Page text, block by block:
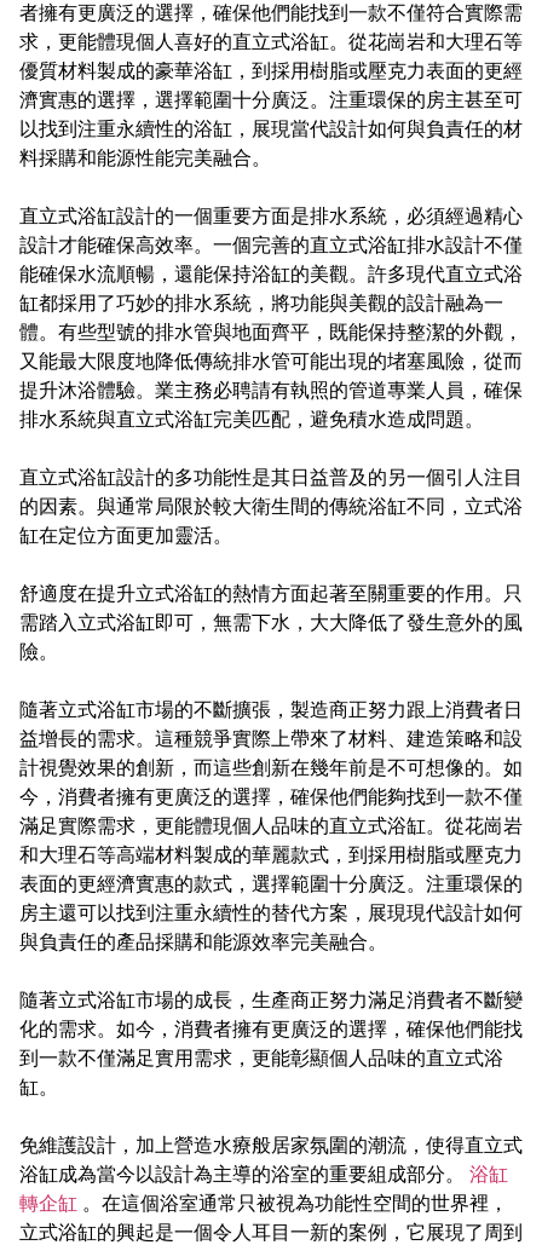
者擁有更廣泛的選擇，確保他們能找到一款不僅符合實際需
求，更能體現個人喜好的直立式浴缸。從花崗岩和大理石等
優質材料製成的豪華浴缸，到採用樹脂或壓克力表面的更經
濟實惠的選擇，選擇範圍十分廣泛。注重環保的房主甚至可
以找到注重永續性的浴缸，展現當代設計如何與負責任的材
料採購和能源性能完美融合。
直立式浴缸設計的一個重要方面是排水系統，必須經過精心
設計才能確保高效率。一個完善的直立式浴缸排水設計不僅
能確保水流順暢，還能保持浴缸的美觀。許多現代直立式浴
缸都採用了巧妙的排水系統，將功能與美觀的設計融為一
體。有些型號的排水管與地面齊平，既能保持整潔的外觀，
又能最大限度地降低傳統排水管可能出現的堵塞風險，從而
提升沐浴體驗。業主務必聘請有執照的管道專業人員，確保
排水系統與直立式浴缸完美匹配，避免積水造成問題。
直立式浴缸設計的多功能性是其日益普及的另一個引人注目
的因素。與通常局限於較大衛生間的傳統浴缸不同，立式浴
缸在定位方面更加靈活。
舒適度在提升立式浴缸的熱情方面起著至關重要的作用。只
需踏入立式浴缸即可，無需下水，大大降低了發生意外的風
險。
隨著立式浴缸市場的不斷擴張，製造商正努力跟上消費者日
益增長的需求。這種競爭實際上帶來了材料、建造策略和設
計視覺效果的創新，而這些創新在幾年前是不可想像的。如
今，消費者擁有更廣泛的選擇，確保他們能夠找到一款不僅
滿足實際需求，更能體現個人品味的直立式浴缸。從花崗岩
和大理石等高端材料製成的華麗款式，到採用樹脂或壓克力
表面的更經濟實惠的款式，選擇範圍十分廣泛。注重環保的
房主還可以找到注重永續性的替代方案，展現現代設計如何
與負責任的產品採購和能源效率完美融合。
隨著立式浴缸市場的成長，生產商正努力滿足消費者不斷變
化的需求。如今，消費者擁有更廣泛的選擇，確保他們能找
到一款不僅滿足實用需求，更能彰顯個人品味的直立式浴
缸。
免維護設計，加上營造水療般居家氛圍的潮流，使得直立式
浴缸成為當今以設計為主導的浴室的重要組成部分。 浴缸
轉企缸 。在這個浴室通常只被視為功能性空間的世界裡，
立式浴缸的興起是一個令人耳目一新的案例，它展現了周到